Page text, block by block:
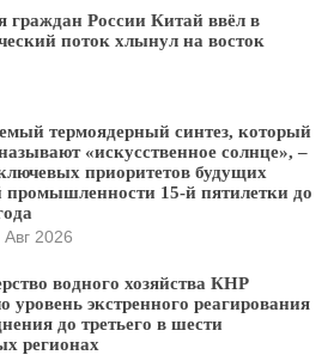
граждан России Китай ввёл в
поток хлынул на восток
термоядерный синтез, который
«искусственное солнце», –
приоритетов будущих
промышленности 15-й пятилетки до
Авг 2026
водного хозяйства КНР
уровень экстренного реагирования
до третьего в шести
регионах